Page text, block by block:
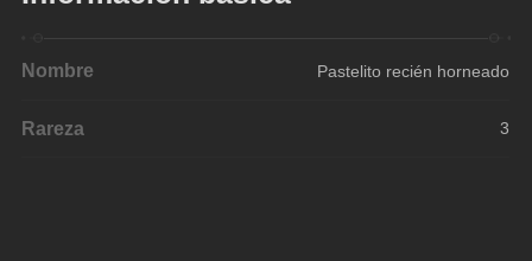
Nombre Pastelito recién horneado
Rareza 3